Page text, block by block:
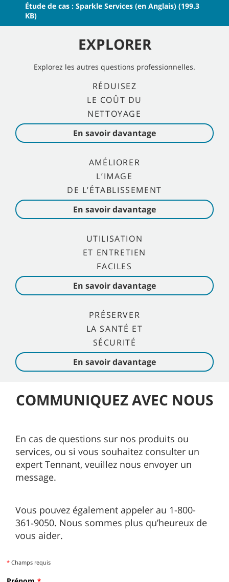
Étude de cas : Sparkle Services (en Anglais) (199.3
KB)
EXPLORER
Explorez les autres questions professionnelles.
RÉDUISEZ
LE COÛT DU
NETTOYAGE
En savoir davantage
AMÉLIORER
L’IMAGE
DE L’ÉTABLISSEMENT
En savoir davantage
UTILISATION
ET ENTRETIEN
FACILES
En savoir davantage
PRÉSERVER
LA SANTÉ ET
SÉCURITÉ
En savoir davantage
COMMUNIQUEZ AVEC NOUS
En cas de questions sur nos produits ou
services, ou si vous souhaitez consulter un
expert Tennant, veuillez nous envoyer un
message.
Vous pouvez également appeler au 1-800-
361‑9050. Nous sommes plus qu’heureux de
vous aider.
* Champs requis